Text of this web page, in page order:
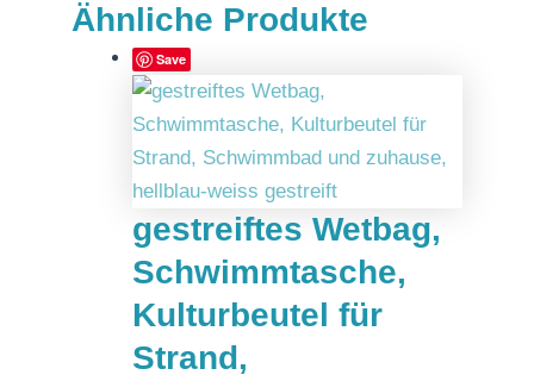
Ähnliche Produkte
Save
gestreiftes Wetbag,
Schwimmtasche,
Kulturbeutel für
Strand,